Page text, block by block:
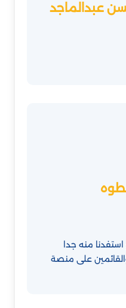
عبدالماجد
منه جدا
على منصة